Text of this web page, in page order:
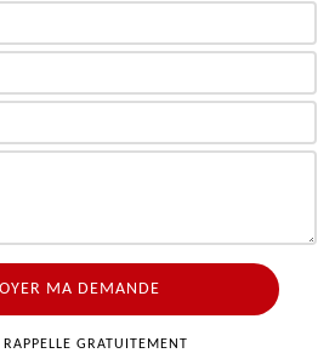
GRATUITEMENT